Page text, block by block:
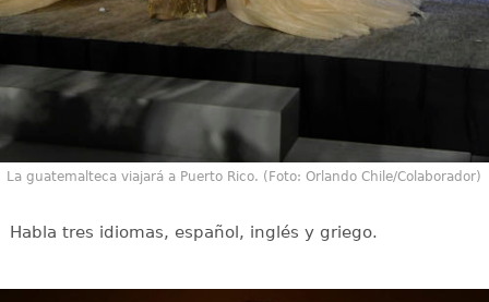
La guatemalteca viajará a Puerto Rico. (Foto: Orlando Chile/Colaborador)
Habla tres idiomas, español, inglés y griego.